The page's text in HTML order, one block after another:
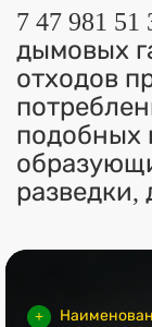
7 47 981
дымовых
отходов
подобных
разведки,